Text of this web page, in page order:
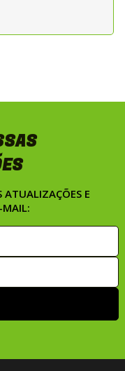
ATUALIZAÇÕES E
MAIL: